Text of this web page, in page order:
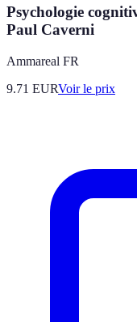
Psychologie
Paul Caverni
Ammareal FR
9.71 EURVoir le prix